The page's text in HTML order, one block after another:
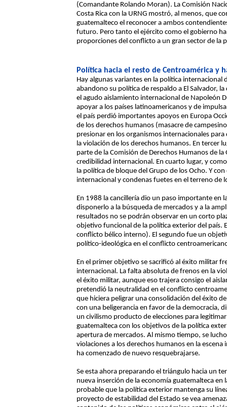
(Comandante Rolando Moran). La Comisión
Costa Rica con la URNG mostró, al menos, que
guatemalteco el reconocer a ambos
futuro. Pero tanto el ejército como el gobierno
proporciones del conflicto a un gran sector de la
Política hacia el resto de Centroamérica y
Hay algunas variantes en la política internacional
abandono su política de respaldo a El Salvador,
el agudo aislamiento internacional de Napoleón
apoyar a los países latinoamericanos y de
el país perdió importantes apoyos en Europa
de los derechos humanos (masacre de
presionar en los organismos internacionales
la violación de los derechos humanos. En tercer
parte de la Comisión de Derechos Humanos de
credibilidad internacional. En cuarto lugar, y
la política de bloque del Grupo de los Ocho. Y
internacional y condenas fuetes en el terreno de
En 1988 la cancillería dio un paso importante en
disponerlo a la búsqueda de mercados y a la
resultados no se podrán observar en un corto
objetivo funcional de la política exterior del
conflicto bélico interno). El segundo fue un
político-ideológica en el conflicto
En el primer objetivo se sacrificó al éxito militar
internacional. La falta absoluta de frenos en la
el éxito militar, aunque eso trajera consigo el
pretendió la neutralidad en el conflicto
que hiciera peligrar una consolidación del éxito
con una beligerancia en favor de la democracia,
un civilismo producto de elecciones para
guatemalteca con los objetivos de la política
apertura de mercados. Al mismo tiempo, se
violaciones a los derechos humanos en la
ha comenzado de nuevo resquebrajarse.
Se esta ahora preparando el triángulo hacia un
nueva inserción de la economía guatemalteca
probable que la política exterior mantenga su
proyecto de estabilidad del Estado se vea